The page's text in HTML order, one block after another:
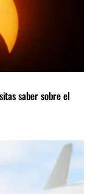
saber sobre el